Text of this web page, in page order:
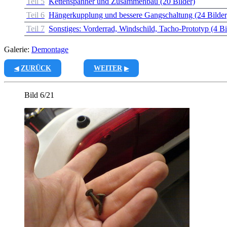
Teil 6 Hängerkupplung und bessere Gangschaltung (24
Teil 7 Sonstiges: Vorderrad, Windschild, Tacho-Prototyp (4
Galerie: Demontage
ZURÜCK WEITER
Bild 6/21